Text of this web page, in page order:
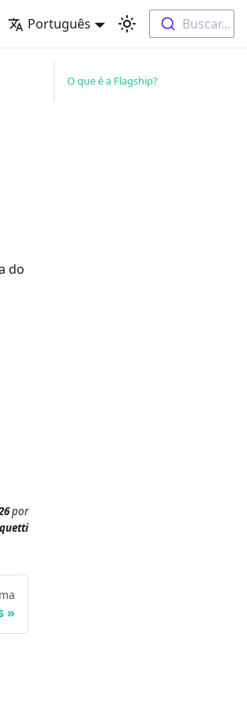
Português Buscar...
do
por
O que é a Flagship?